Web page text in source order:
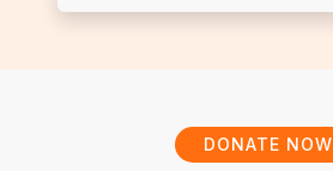
DONATE NOW